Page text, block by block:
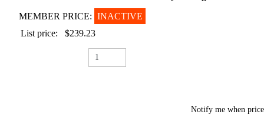
MEMBER PRICE: INACTIVE
List price:
$239.23
Notify me when